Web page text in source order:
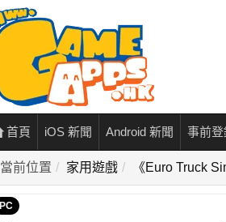
首頁 iOS 新聞 Android 新聞 事前登
當前位置 家用遊戲 《Euro Truck
PC